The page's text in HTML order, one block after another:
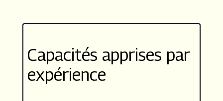
Capacités apprises par
expérience